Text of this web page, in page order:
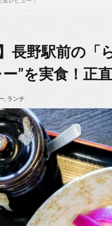
長野駅前の「
”を実食！正
, ランチ